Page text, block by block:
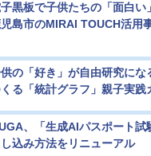
黒板で子供たちの「面白い
児島市のMIRAI TOUCH活用
の「好き」が自由研究に
る「統計グラフ」親子実践
、「生成AIパスポート試
込み方法をリニューアル